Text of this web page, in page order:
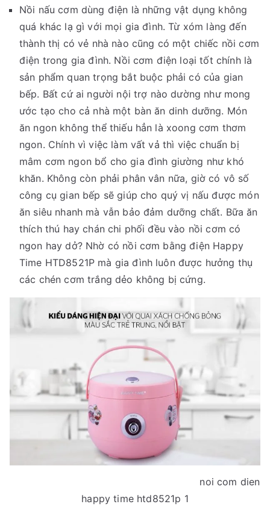
Nồi nấu cơm dùng điện là những vật dụng không
quá khác lạ gì với mọi gia đình. Từ xóm làng đến
thành thị có vẻ nhà nào cũng có một chiếc nồi cơm
điện trong gia đình. Nồi cơm điện loại tốt chính là
sản phẩm quan trọng bắt buộc phải có của gian
bếp. Bất cứ ai người nội trợ nào dường như mong
ước tạo cho cả nhà một bàn ăn dinh dưỡng. Món
ăn ngon không thể thiếu hẳn là xoong cơm thơm
ngon. Chính vì việc làm vất vả thì việc chuẩn bị
mâm cơm ngon bổ cho gia đình giường như khó
khăn. Không còn phải phân vân nữa, giờ có vô số
công cụ gian bếp sẽ giúp cho quý vị nấu được món
ăn siêu nhanh mà vẫn bảo đảm dưỡng chất. Bữa ăn
thích thú hay chán chi phối đều vào nồi cơm có
ngon hay dở? Nhờ có nồi cơm bằng điện Happy
Time HTD8521P mà gia đình luôn được hưởng thụ
các chén cơm trắng dẻo không bị cứng.
noi com dien
happy time htd8521p 1